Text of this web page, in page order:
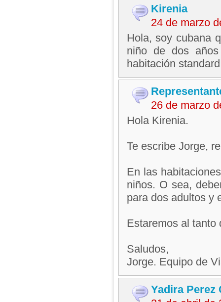
Kirenia
24 de marzo
Hola, soy cubana
niño de dos
habitación
26 de marzo
Hola Kirenia.
Te escribe Jorge,
En las
niños. O sea,
para dos adultos y
Estaremos al tanto
Saludos,
Jorge. Equipo de
Yadira Perez